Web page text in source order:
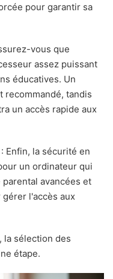
pour garantir sa
vous que
assez puissant
éducatives. Un
recommandé, tandis
un accès rapide aux
Enfin, la sécurité en
un ordinateur qui
avancées et
l'accès aux
la sélection des
étape.